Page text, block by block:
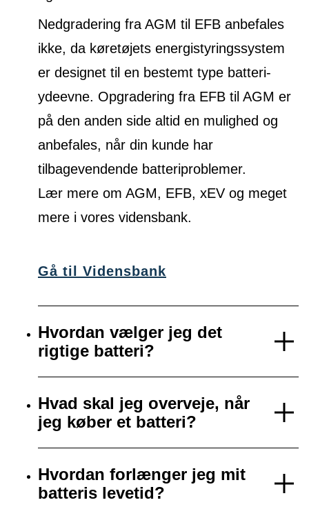
Nedgradering fra AGM til EFB anbefales
ikke, da køretøjets energistyringssystem
er designet til en bestemt type batteri-
ydeevne. Opgradering fra EFB til AGM er
på den anden side altid en mulighed og
anbefales, når din kunde har
tilbagevendende batteriproblemer.
Lær mere om AGM, EFB, xEV og meget
mere i vores vidensbank.
Gå til Vidensbank
Hvordan vælger jeg det
rigtige batteri?
Hvad skal jeg overveje, når
jeg køber et batteri?
Hvordan forlænger jeg mit
batteris levetid?